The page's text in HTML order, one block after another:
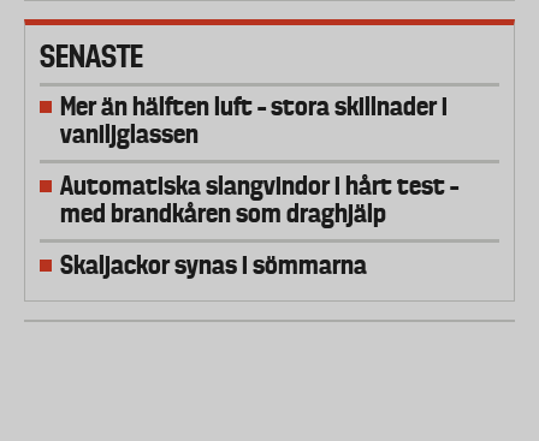
SENASTE
Mer än hälften luft – stora skillnader i
vaniljglassen
Automatiska slangvindor i hårt test –
med brandkåren som draghjälp
Skaljackor synas i sömmarna